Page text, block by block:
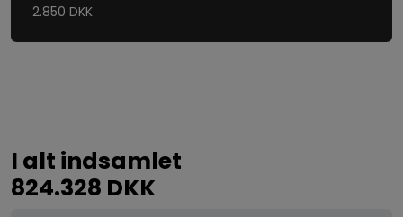
2.850 DKK
I alt indsamlet
824.328 DKK